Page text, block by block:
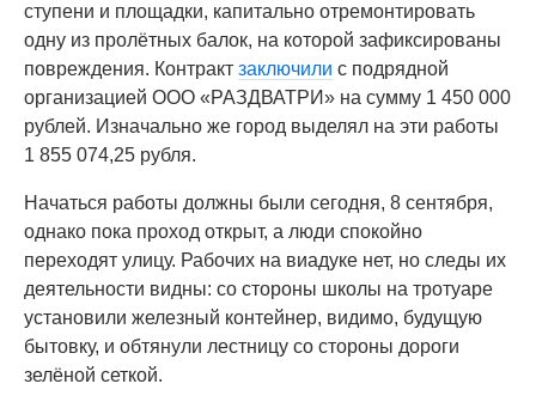
ступени и площадки, капитально отремонтировать
одну из пролётных балок, на которой зафиксированы
повреждения. Контракт заключили с подрядной
организацией ООО «РАЗДВАТРИ» на сумму 1 450 000
рублей. Изначально же город выделял на эти работы
1 855 074,25 рубля.
Начаться работы должны были сегодня, 8 сентября,
однако пока проход открыт, а люди спокойно
переходят улицу. Рабочих на виадуке нет, но следы их
деятельности видны: со стороны школы на тротуаре
установили железный контейнер, видимо, будущую
бытовку, и обтянули лестницу со стороны дороги
зелёной сеткой.